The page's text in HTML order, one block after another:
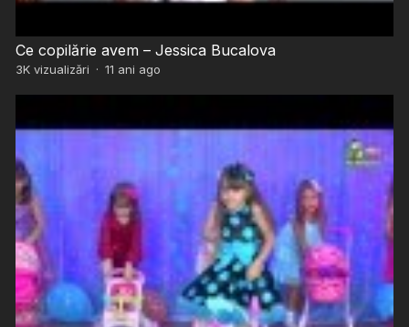
Ce copilărie avem – Jessica Bucalova
3Kvizualizări · 11 ani ago